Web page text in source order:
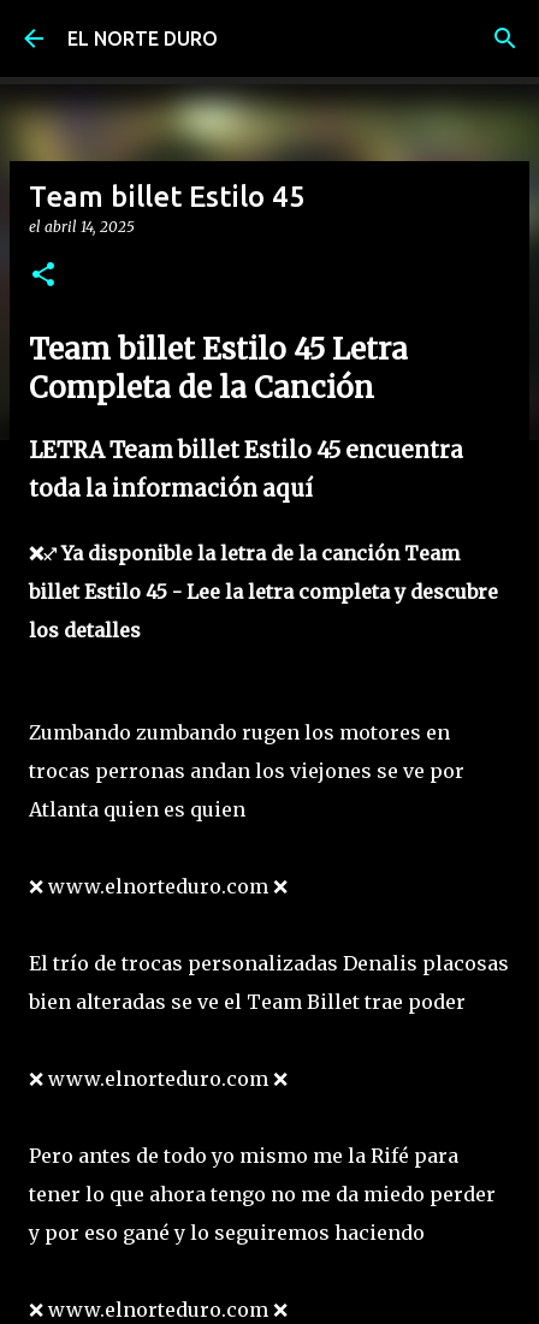
Ir al contenido principal
EL NORTE DURO
Team billet Estilo 45
el abril 14, 2025
Team billet Estilo 45 Letra
Completa de la Canción
LETRA Team billet Estilo 45 encuentra
toda la información aquí
❌♐ Ya disponible la letra de la canción Team
billet Estilo 45 - Lee la letra completa y descubre
los detalles
Zumbando zumbando rugen los motores en
trocas perronas andan los viejones se ve por
Atlanta quien es quien
❌ www.elnorteduro.com ❌
El trío de trocas personalizadas Denalis placosas
bien alteradas se ve el Team Billet trae poder
❌ www.elnorteduro.com ❌
Pero antes de todo yo mismo me la Rifé para
tener lo que ahora tengo no me da miedo perder
y por eso gané y lo seguiremos haciendo
❌ www.elnorteduro.com ❌